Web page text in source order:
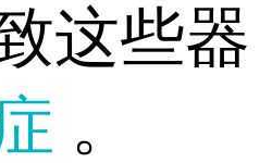
这些器
。